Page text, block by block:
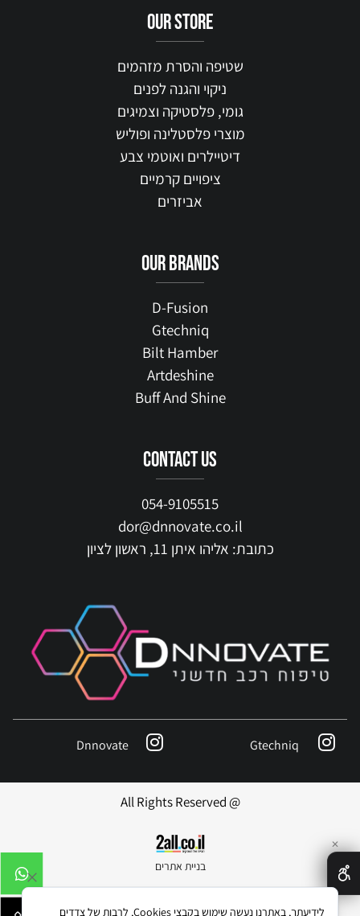
our STORE
שטיפה והסרת מזהמים
ניקוי והגנה לפנים
גומי, פלסטיקה וצמיגים
מוצרי פלסטלינה ופוליש
דיטיילרים ואוטמי צבע
ציפויים קרמיים
אביזרים
our brands
D-Fusion
Gtechniq
Bilt Hamber
Artdeshine
Buff And Shine
contact us
054-9105515
dor@dnnovate.co.il
כתובת: אליהו איתן 11, ראשון לציון
Gtechniq
Dnnovate
@ All Rights Reserved
בניית אתרים
✕
לידיעתך, באתרנו נעשה שימוש בקבצי Cookies, לרבות של צדדים